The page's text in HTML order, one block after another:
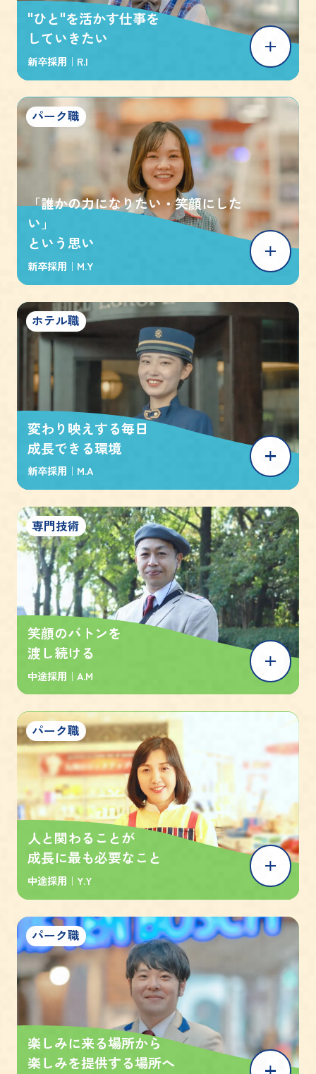
"ひと"を活かす仕事を
していきたい
新卒採用｜ R.I
パーク職
「誰かの力になりたい・笑顔にした
い」
という思い
新卒採用｜ M.Y
ホテル職
変わり映えする毎日
成長できる環境
新卒採用｜ M.A
専門技術
笑顔のバトンを
渡し続ける
中途採用｜A.M
パーク職
人と関わることが
成長に最も必要なこと
中途採用｜ Y.Y
パーク職
楽しみに来る場所から
楽しみを提供する場所へ